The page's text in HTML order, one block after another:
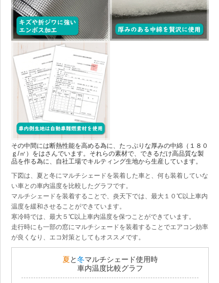
その中間には断熱性能を高める為に、たっぷりな厚みの中綿（１８０
ｇ/㎡）をはさんでいます。それらの素材で、できるだけ高品質な製
品を作る為に、自社工場でキルティング生地から生産しています。
下図は、夏と冬にマルチシェードを装着した車と、何も装着していな
い車との車内温度を比較したグラフです。
マルチシェードを装着することで、炎天下では、最大１０℃以上車内
温度を緩和させることができています。
寒冷時では、最大５℃以上車内温度を保つことができています。
走行時にも一部の窓にマルチシェードを装着することでエアコン効率
が良くなり、エコ対策としてもオススメです。
夏と冬マルチシェード使用時
車内温度比較グラフ